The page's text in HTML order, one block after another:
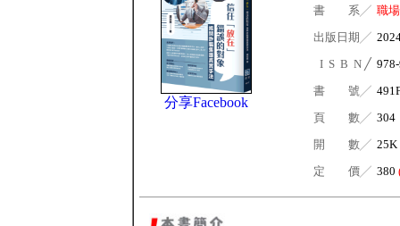
分享Facebook
書 系╱ 職
出版日期╱
I S B N ╱
書 號╱
頁 數╱ 304
開 數╱ 25K
定 價╱ 380